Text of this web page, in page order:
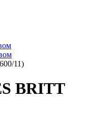
11)
BRITT